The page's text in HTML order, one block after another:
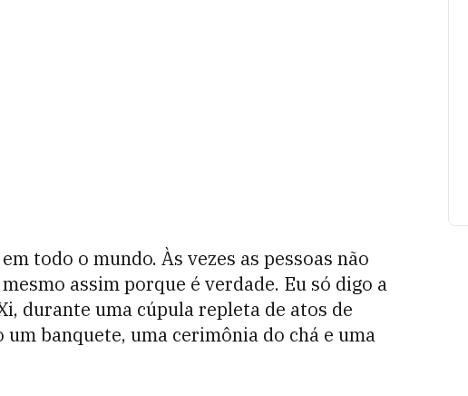
todo o mundo. Às vezes as pessoas não
assim porque é verdade. Eu só digo a
durante uma cúpula repleta de atos de
banquete, uma cerimônia do chá e uma